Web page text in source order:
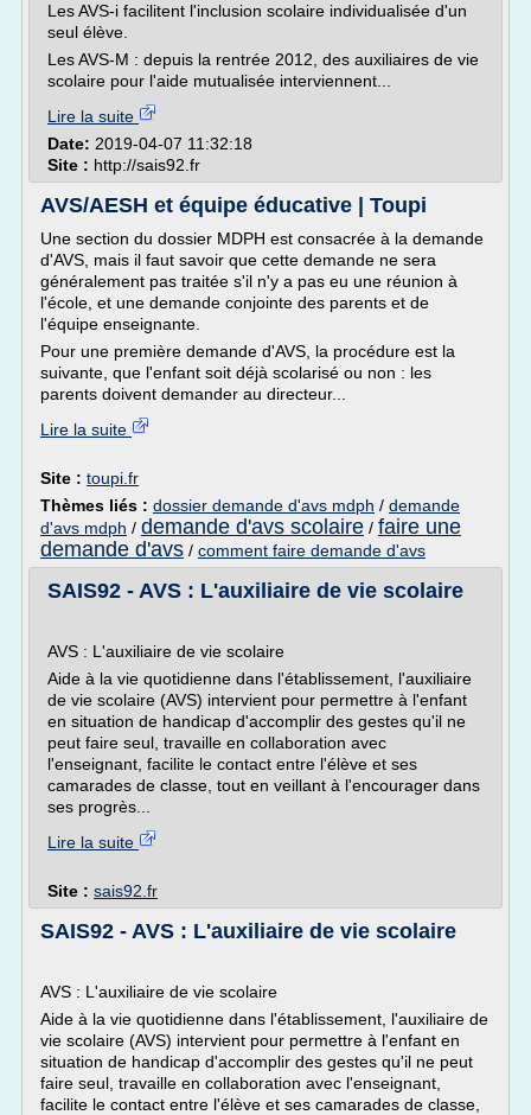
Les AVS-i facilitent l'inclusion scolaire individualisée d'un
seul élève.
Les AVS-M : depuis la rentrée 2012, des auxiliaires de vie
scolaire pour l'aide mutualisée interviennent...
Lire la suite
Date: 2019-04-07 11:32:18
Site : http://sais92.fr
AVS/AESH et équipe éducative | Toupi
Une section du dossier MDPH est consacrée à la demande
d'AVS, mais il faut savoir que cette demande ne sera
généralement pas traitée s'il n'y a pas eu une réunion à
l'école, et une demande conjointe des parents et de
l'équipe enseignante.
Pour une première demande d'AVS, la procédure est la
suivante, que l'enfant soit déjà scolarisé ou non : les
parents doivent demander au directeur...
Lire la suite
Site : toupi.fr
Thèmes liés : dossier demande d'avs mdph / demande
d'avs mdph / demande d'avs scolaire / faire une
demande d'avs / comment faire demande d'avs
SAIS92 - AVS : L'auxiliaire de vie scolaire
AVS : L'auxiliaire de vie scolaire
Aide à la vie quotidienne dans l'établissement, l'auxiliaire
de vie scolaire (AVS) intervient pour permettre à l'enfant
en situation de handicap d'accomplir des gestes qu'il ne
peut faire seul, travaille en collaboration avec
l'enseignant, facilite le contact entre l'élève et ses
camarades de classe, tout en veillant à l'encourager dans
ses progrès...
Lire la suite
Site : sais92.fr
SAIS92 - AVS : L'auxiliaire de vie scolaire
AVS : L'auxiliaire de vie scolaire
Aide à la vie quotidienne dans l'établissement, l'auxiliaire de
vie scolaire (AVS) intervient pour permettre à l'enfant en
situation de handicap d'accomplir des gestes qu'il ne peut
faire seul, travaille en collaboration avec l'enseignant,
facilite le contact entre l'élève et ses camarades de classe,